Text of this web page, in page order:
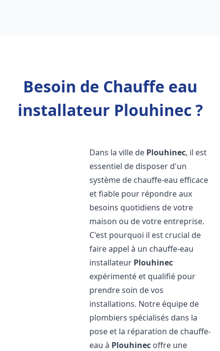
Besoin de Chauffe eau
installateur Plouhinec ?
Dans la ville de Plouhinec, il est
essentiel de disposer d'un
système de chauffe-eau efficace
et fiable pour répondre aux
besoins quotidiens de votre
maison ou de votre entreprise.
C'est pourquoi il est crucial de
faire appel à un chauffe-eau
installateur Plouhinec
expérimenté et qualifié pour
prendre soin de vos
installations. Notre équipe de
plombiers spécialisés dans la
pose et la réparation de chauffe-
eau à Plouhinec offre une